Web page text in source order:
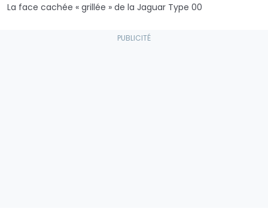
La face cachée « grillée » de la Jaguar Type 00